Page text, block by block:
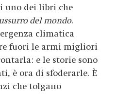
uno dei libri che
del mondo.
climatica
fuori le armi migliori
e le storie sono
è ora di sfoderarle. È
che tolgano